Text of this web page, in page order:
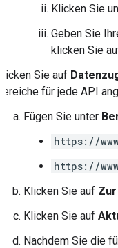
Klicken Sie
Geben Sie
klicken Sie
Klicken Sie auf
Bereiche für jede API
Fügen Sie unter
https://
https://
Klicken Sie auf
Klicken Sie auf
Nachdem Sie die